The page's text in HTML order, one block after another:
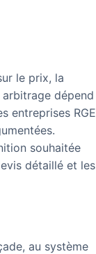
le prix, la
dépend
entreprises RGE
souhaitée
détaillé et les
au système